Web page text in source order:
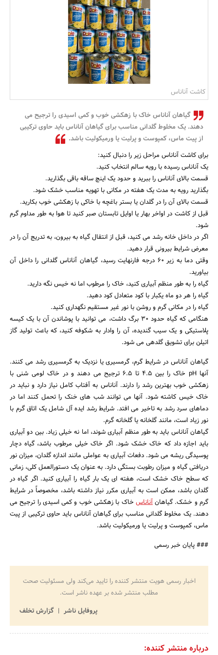
جستجو
کاشت آناناس
گیاهان آناناس خاک با زهکشی خوب و کمی اسیدی را ترجیح می
دهند. یک مخلوط گلدانی مناسب برای گیاهان آناناس باید حاوی ترکیبی
از پیت ماس، کمپوست و پرلیت یا ورمیکولیت باشد.
برای کاشت آناناس مراحل زیر را دنبال کنید:
یک آناناس رسیده با رویه سالم انتخاب کنید.
قسمت بالای آناناس را ببرید و حدود یک اینچ ساقه باقی بگذارید.
بگذارید رویه به مدت یک هفته در مکانی با تهویه مناسب خشک شود.
قسمت بالای آن را در گلدان یا بستر باغچه با خاکی با زهکشی خوب بکارید.
قبل از کاشت در اواخر بهار یا اوایل تابستان صبر کنید تا هوا به طور مداوم گرم
شود.
اگر در داخل خانه رشد می کنید، قبل از انتقال گیاه به بیرون، به تدریج آن را در
معرض شرایط بیرونی قرار دهید.
وقتی دما به زیر 60 درجه فارنهایت رسید، گیاهان آناناس گلدانی را داخل آن
بیاورید.
گیاه را به طور منظم آبیاری کنید، خاک را مرطوب اما نه خیس نگه دارید.
گیاه را هر دو ماه یکبار با کود متعادل کود دهید.
گیاه را در مکانی گرم و روشن با نور غیر مستقیم نگهداری کنید.
هنگامی که گیاه حدود 30 برگ داشت، می توانید با پوشاندن آن با یک کیسه
پلاستیکی و یک سیب گندیده، آن را وادار به شکوفه کنید، که باعث تولید گاز
اتیلن برای تشویق گلدهی می شود.
گیاهان آناناس در شرایط گرم، گرمسیری یا نزدیک به گرمسیری رشد می کنند.
آنها pH خاک را بین 4.5 تا 6.5 ترجیح می دهند و در خاک لومی شنی با
زهکشی خوب بهترین رشد را دارند. آناناس به آفتاب کامل نیاز دارد و نباید در
خاک خیس کاشته شود. آنها می توانند شب های خنک را تحمل کنند اما در
دماهای سرد رشد به تاخیر می افتد. شرایط رشد ایده آل شامل یک اتاق گرم با
نور زیاد است، مانند گلخانه یا گلخانه گرم.
گیاهان آناناس باید به طور منظم آبیاری شوند، اما نه خیلی زیاد. بین دو آبیاری
باید اجازه داد که خاک خشک شود. اگر خاک خیلی مرطوب باشد، گیاه دچار
پوسیدگی ریشه می شود. دفعات آبیاری به عواملی مانند اندازه گلدان، میزان نور
دریافتی گیاه و میزان رطوبت بستگی دارد. به عنوان یک دستورالعمل کلی، زمانی
که سطح خاک خشک است، هفته ای یک بار گیاه را آبیاری کنید. اگر گیاه در
گلدان باشد، ممکن است به آبیاری مکرر نیاز داشته باشد، مخصوصاً در شرایط
گرم و خشک. گیاهانآناناس خاک با زهکشی خوب و کمی اسیدی را ترجیح می
دهند. یک مخلوط گلدانی مناسب برای گیاهان آناناس باید حاوی ترکیبی از پیت
ماس، کمپوست و پرلیت یا ورمیکولیت باشد.
### پایان خبر رسمی
اخبار رسمی هویت منتشر کننده را تایید می‌کند ولی مسئولیت صحت
مطلب منتشر شده بر عهده ناشر است.
پروفایل ناشر
گزارش تخلف
درباره منتشر کننده: